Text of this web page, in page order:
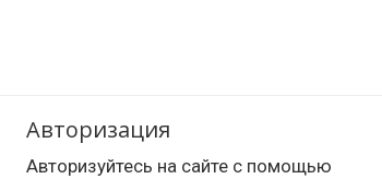
Авторизация
Авторизуйтесь на сайте с помощью